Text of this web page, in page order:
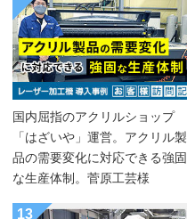
国内屈指のアクリルショップ
「はざいや」運営。アクリル製
品の需要変化に対応できる強固
な生産体制。菅原工芸様
13